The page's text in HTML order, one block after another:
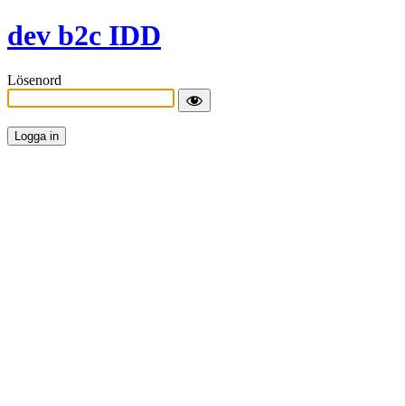
dev b2c IDD
Lösenord